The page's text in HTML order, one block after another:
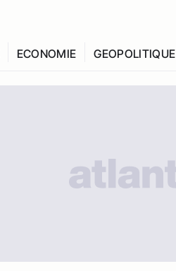
ECONOMIE GEOPOLITIQUE